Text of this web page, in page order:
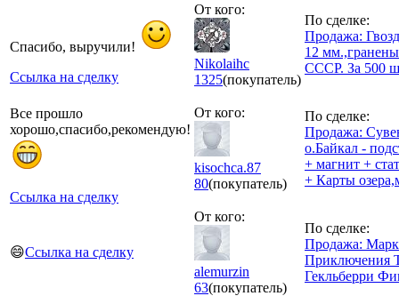
Спасибо, выручили!
Ссылка на сделку
От кого:
Nikolaihc
1325(покупатель)
По сделке:
Продажа:
12
СССР. За 500
Все прошло
хорошо,спасибо,рекомендую!
Ссылка на сделку
От кого:
kisochca.87
80(покупатель)
По сделке:
Продажа:
о.Байкал -
+ магнит +
+ Карты
😄Ссылка на сделку
От кого:
alemurzin
63(покупатель)
По сделке:
Продажа:
Приключения
Гекльберри